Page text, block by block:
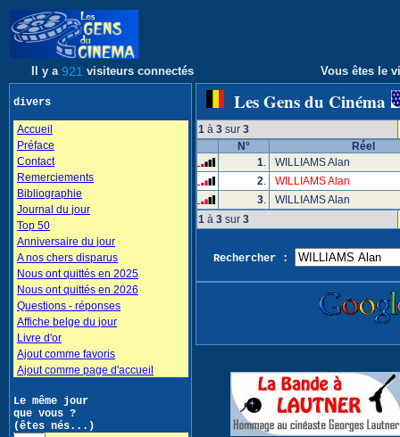
Il y a 921 visiteurs connectés Vous êtes le
divers
Accueil
Préface
Contact
Remerciements
Bibliographie
Journal du jour
Top 50
Anniversaire du jour
A nos chers disparus
Nous ont quittés en 2025
Nous ont quittés en 2026
Questions - réponses
Affiche belge du jour
Livre d'or
Ajout comme favoris
Ajout comme page d'accueil
Le même jour
que vous ?
(êtes nés...)
Les Gens du Cinéma
1 à 3 sur 3
N°
Réel
1.
WILLIAMS Alan
2.
WILLIAMS Alan
3.
WILLIAMS Alan
1 à 3 sur 3
Rechercher :